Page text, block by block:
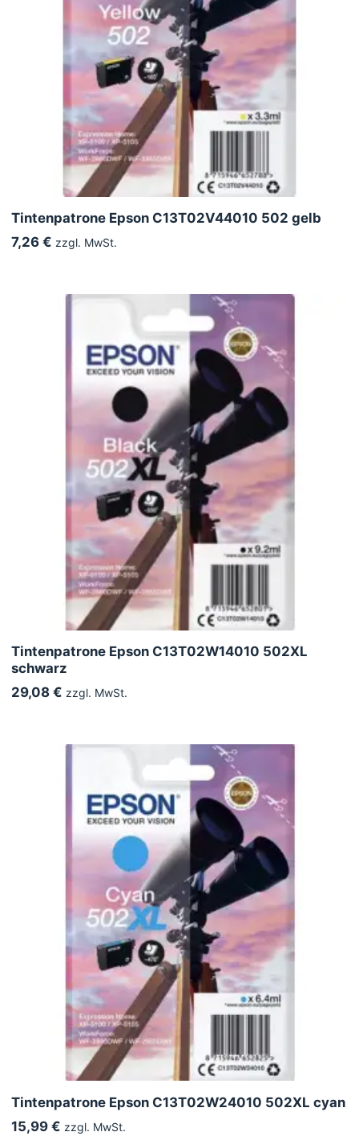
Tintenpatrone Epson C13T02V44010 502 gelb
7,26 € zzgl. MwSt.
Tintenpatrone Epson C13T02W14010 502XL
schwarz
29,08 € zzgl. MwSt.
Tintenpatrone Epson C13T02W24010 502XL cyan
15,99 € zzgl. MwSt.